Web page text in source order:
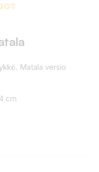
Matala versio
cm